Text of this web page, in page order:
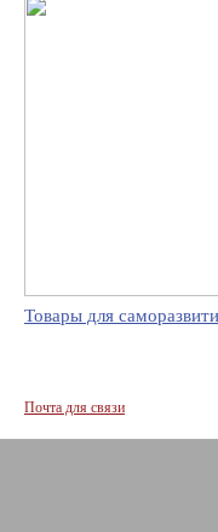
Товары для
Почта для связи